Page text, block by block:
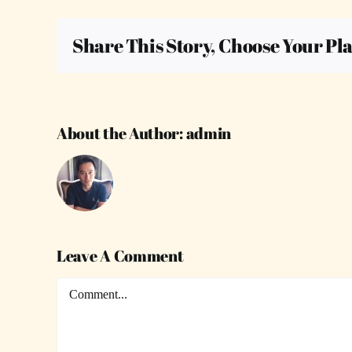
Share This Story, Choose Your
About the Author:admin
Leave A Comment
Comment